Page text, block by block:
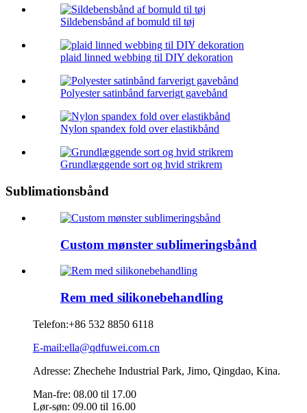
Sildebensbånd af bomuld til tøj
plaid linned webbing til DIY dekoration
Polyester satinbånd farverigt gavebånd
Nylon spandex fold over elastikbånd
Grundlæggende sort og hvid strikrem
Sublimationsbånd
Custom mønster sublimeringsbånd
Rem med silikonebehandling
Telefon:+86 532 8850 6118
E-mail:ella@qdfuwei.com.cn
Adresse: Zhechehe Industrial Park, Jimo, Qingdao, Kina.
Man-fre: 08.00 til 17.00
Lør-søn: 09.00 til 16.00